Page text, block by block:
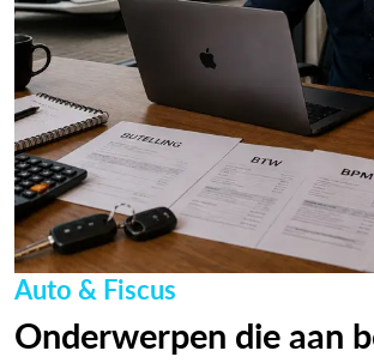
Auto & Fiscus
Onderwerpen die aan